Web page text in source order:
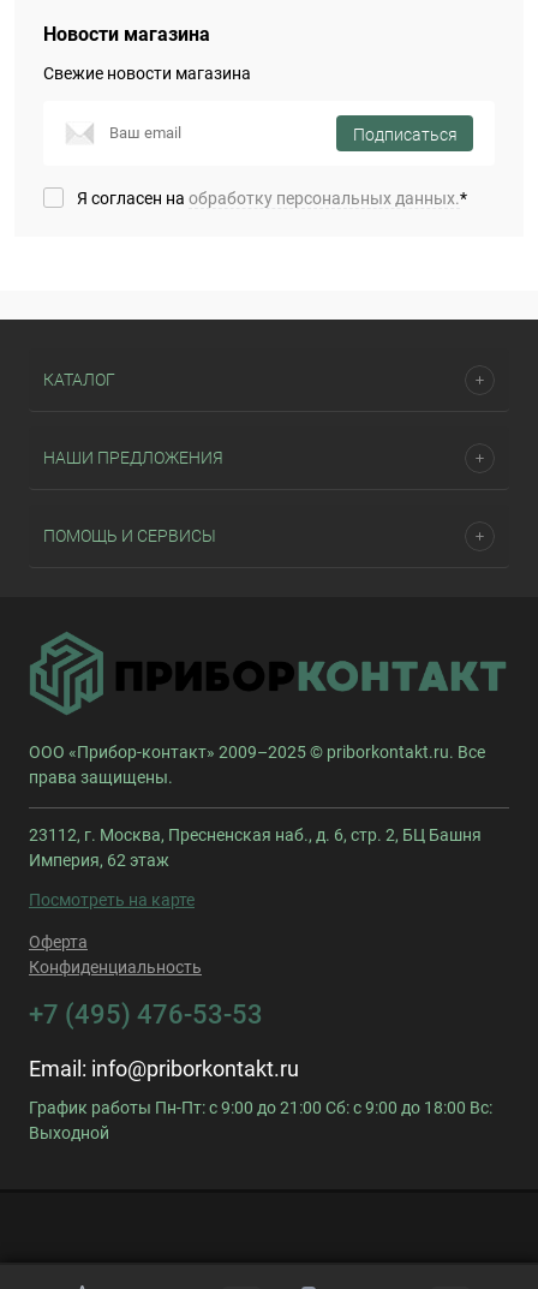
Новости магазина
Свежие новости магазина
Подписаться
Я согласен на обработку персональных данных.*
КАТАЛОГ
НАШИ ПРЕДЛОЖЕНИЯ
ПОМОЩЬ И СЕРВИСЫ
ООО «Прибор-контакт» 2009–2025 © priborkontakt.ru. Все
права защищены.
23112, г. Москва, Пресненская наб., д. 6, стр. 2, БЦ Башня
Империя, 62 этаж
Посмотреть на карте
Оферта
Конфиденциальность
+7 (495) 476-53-53
Email: info@priborkontakt.ru
График работы Пн-Пт: с 9:00 до 21:00 Сб: с 9:00 до 18:00 Вс:
Выходной